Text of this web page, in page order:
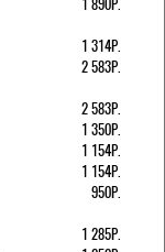
1 314Р.
2 583Р.
2 583Р.
1 350Р.
1 154Р.
1 154Р.
950Р.
1 285Р.